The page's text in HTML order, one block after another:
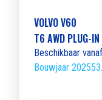
VOLVO V60
T6 AWD PLUG-
Beschikbaar vanaf
Bouwjaar 2025